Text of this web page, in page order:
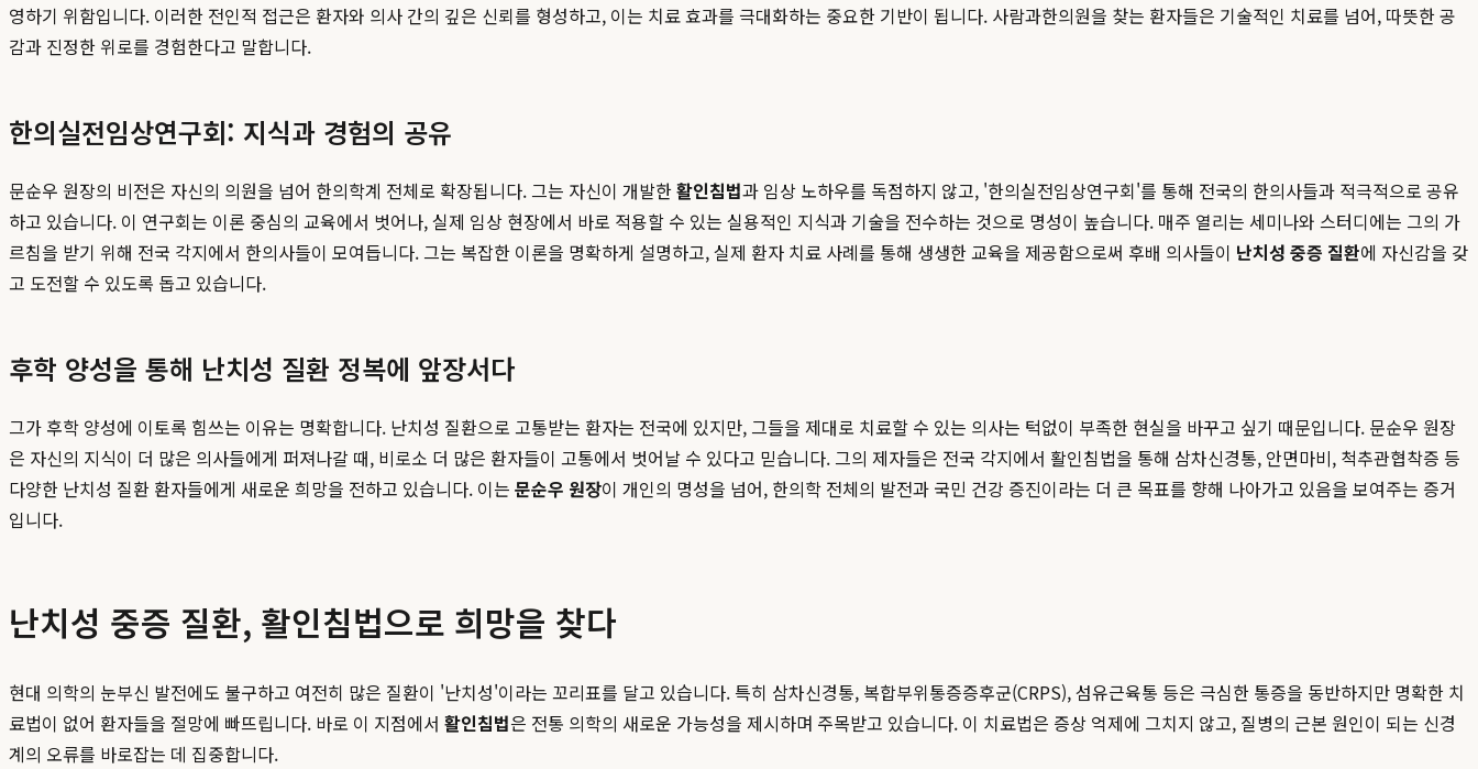
영하기 위함입니다. 이러한 전인적 접근은 환자와 의사 간의 깊은 신뢰를 형성하고, 이는 치료 효과를 극대화하는 중요한 기반이 됩니다. 사람과한의원을 찾는 환자들은 기술적인 치료를 넘어, 따뜻한 공
감과 진정한 위로를 경험한다고 말합니다.
한의실전임상연구회: 지식과 경험의 공유
문순우 원장의 비전은 자신의 의원을 넘어 한의학계 전체로 확장됩니다. 그는 자신이 개발한활인침법과 임상 노하우를 독점하지 않고, '한의실전임상연구회'를 통해 전국의 한의사들과 적극적으로 공유
하고 있습니다. 이 연구회는 이론 중심의 교육에서 벗어나, 실제 임상 현장에서 바로 적용할 수 있는 실용적인 지식과 기술을 전수하는 것으로 명성이 높습니다. 매주 열리는 세미나와 스터디에는 그의 가
르침을 받기 위해 전국 각지에서 한의사들이 모여듭니다. 그는 복잡한 이론을 명확하게 설명하고, 실제 환자 치료 사례를 통해 생생한 교육을 제공함으로써 후배 의사들이 난치성 중증 질환에 자신감을 갖
고 도전할 수 있도록 돕고 있습니다.
후학 양성을 통해 난치성 질환 정복에 앞장서다
그가 후학 양성에 이토록 힘쓰는 이유는 명확합니다. 난치성 질환으로 고통받는 환자는 전국에 있지만, 그들을 제대로 치료할 수 있는 의사는 턱없이 부족한 현실을 바꾸고 싶기 때문입니다. 문순우 원장
은 자신의 지식이 더 많은 의사들에게 퍼져나갈 때, 비로소 더 많은 환자들이 고통에서 벗어날 수 있다고 믿습니다. 그의 제자들은 전국 각지에서 활인침법을 통해 삼차신경통, 안면마비, 척추관협착증 등
다양한 난치성 질환 환자들에게 새로운 희망을 전하고 있습니다. 이는 문순우 원장이 개인의 명성을 넘어, 한의학 전체의 발전과 국민 건강 증진이라는 더 큰 목표를 향해 나아가고 있음을 보여주는 증거
입니다.
난치성 중증 질환, 활인침법으로 희망을 찾다
현대 의학의 눈부신 발전에도 불구하고 여전히 많은 질환이 '난치성'이라는 꼬리표를 달고 있습니다. 특히 삼차신경통, 복합부위통증증후군(CRPS), 섬유근육통 등은 극심한 통증을 동반하지만 명확한 치
료법이 없어 환자들을 절망에 빠뜨립니다. 바로 이 지점에서 활인침법은 전통 의학의 새로운 가능성을 제시하며 주목받고 있습니다. 이 치료법은 증상 억제에 그치지 않고, 질병의 근본 원인이 되는 신경
계의 오류를 바로잡는 데 집중합니다.